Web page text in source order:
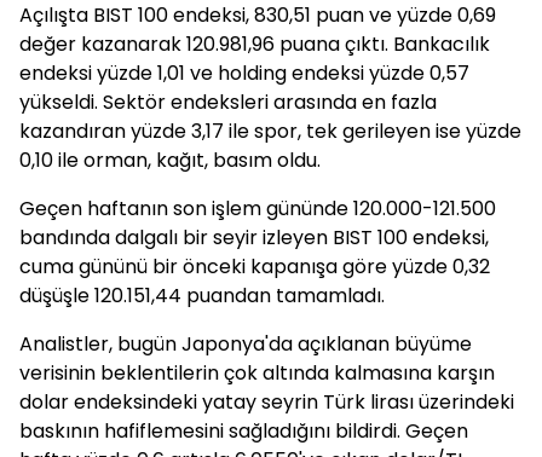
Açılışta BIST 100 endeksi, 830,51 puan ve yüzde 0,69
değer kazanarak 120.981,96 puana çıktı. Bankacılık
endeksi yüzde 1,01 ve holding endeksi yüzde 0,57
yükseldi. Sektör endeksleri arasında en fazla
kazandıran yüzde 3,17 ile spor, tek gerileyen ise yüzde
0,10 ile orman, kağıt, basım oldu.
Geçen haftanın son işlem gününde 120.000-121.500
bandında dalgalı bir seyir izleyen BIST 100 endeksi,
cuma gününü bir önceki kapanışa göre yüzde 0,32
düşüşle 120.151,44 puandan tamamladı.
Analistler, bugün Japonya'da açıklanan büyüme
verisinin beklentilerin çok altında kalmasına karşın
dolar endeksindeki yatay seyrin Türk lirası üzerindeki
baskının hafiflemesini sağladığını bildirdi. Geçen